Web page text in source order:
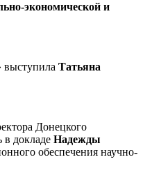
экономической и
выступила Татьяна
Донецкого
докладе Надежды
обеспечения научно-